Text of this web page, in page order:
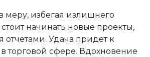
меру, избегая излишнего
начинать новые проекты,
отчетами. Удача придет к
торговой сфере. Вдохновение